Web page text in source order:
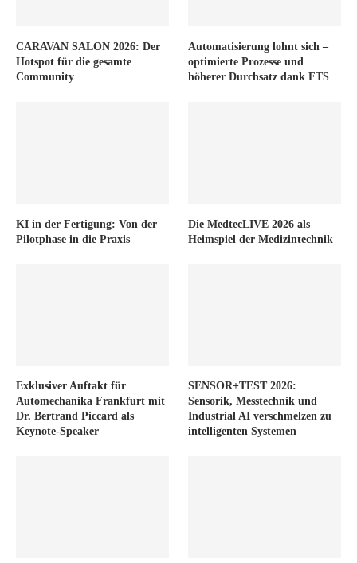
CARAVAN SALON 2026: Der
Hotspot für die gesamte
Community
Automatisierung lohnt sich –
optimierte Prozesse und
höherer Durchsatz dank FTS
KI in der Fertigung: Von der
Pilotphase in die Praxis
Die MedtecLIVE 2026 als
Heimspiel der Medizintechnik
Exklusiver Auftakt für
Automechanika Frankfurt mit
Dr. Bertrand Piccard als
Keynote-Speaker
SENSOR+TEST 2026:
Sensorik, Messtechnik und
Industrial AI verschmelzen zu
intelligenten Systemen